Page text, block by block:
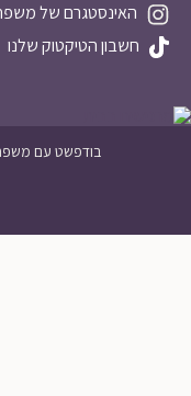
האינסטגרם של
חשבון הטיקטוק שלנו
2026. בודפשט עם